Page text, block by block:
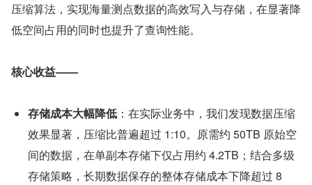
压缩算法，实现海量测点数据的高效写入与存储，在显著降
低空间占用的同时也提升了查询性能。
核心收益——
存储成本大幅降低 ：在实际业务中，我们发现数据压缩
效果显著，压缩比普遍超过 1:10。原需约 50TB 原始空
间的数据，在单副本存储下仅占用约 4.2TB；结合多级
存储策略，长期数据保存的整体存储成本下降超过 8